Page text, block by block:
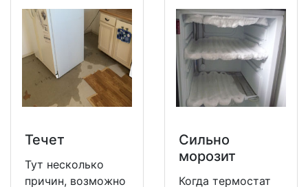
Течет
Тут несколько
причин, возможно
Сильно
морозит
Когда термостат